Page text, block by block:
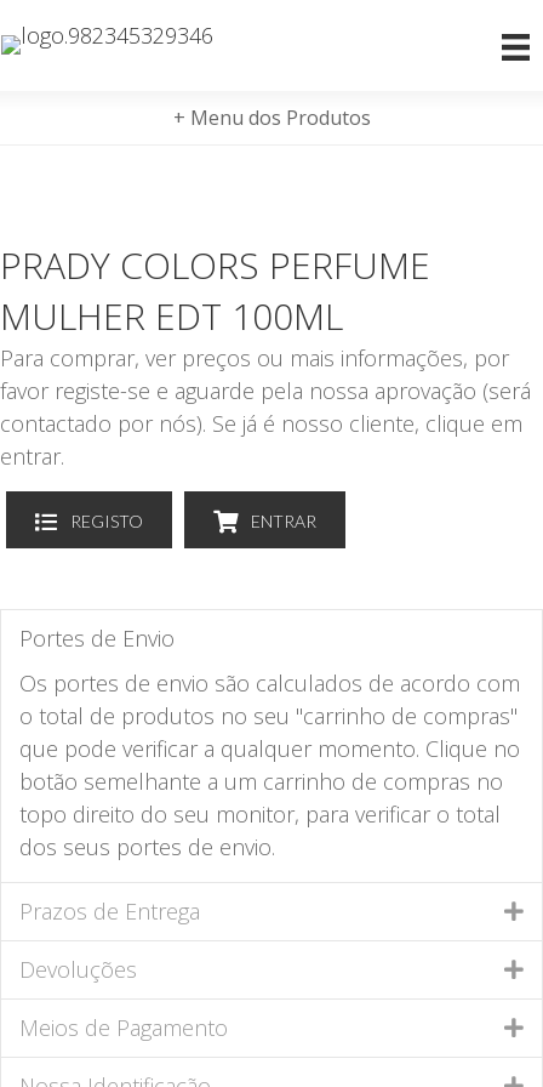
+ Menu dos Produtos
PRADY COLORS PERFUME
MULHER EDT 100ML
Para comprar, ver preços ou mais informações, por
favor registe-se e aguarde pela nossa aprovação (será
contactado por nós). Se já é nosso cliente, clique em
entrar.
REGISTO ENTRAR
Portes de Envio
Os portes de envio são calculados de acordo com
o total de produtos no seu "carrinho de compras"
que pode verificar a qualquer momento. Clique no
botão semelhante a um carrinho de compras no
topo direito do seu monitor, para verificar o total
dos seus portes de envio.
Prazos de Entrega
Devoluções
Meios de Pagamento